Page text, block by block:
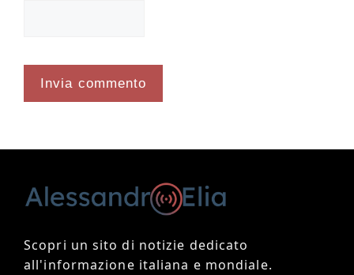
Scopri un sito di notizie dedicato
all'informazione italiana e mondiale.